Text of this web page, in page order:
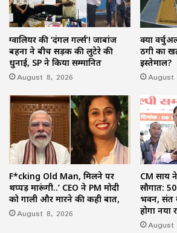
ग्वालियर की ‘दंगल गर्ल्स’! जाबांज
बहनों ने बीच सड़क की लुटेरे की
धुनाई, SP ने किया सम्मानित
August 8, 2026
क्या
ठगी का
इस्तेमाल?
August
F*cking Old Man, मिलने पर
थप्पड़ मारूंगी..’ CEO ने PM मोदी
को गाली और मारने की कही बात,
August 8, 2026
CM साय
सौगात:
भवन, संत
होगा नया
August